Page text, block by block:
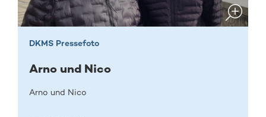
DKMS Pressefoto
Arno und Nico
Arno und Nico